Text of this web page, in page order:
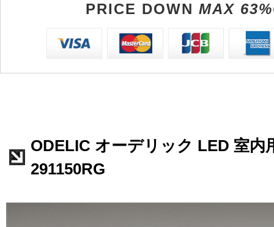
PRICE DOWN MAX
ODELIC オーデリック LED 室内
291150RG